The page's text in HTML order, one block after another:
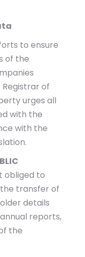
to ensure
of the
of
urges all
with the
with the
obliged to
transfer of
details
reports,
the